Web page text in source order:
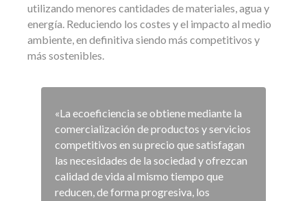
utilizando menores cantidades de materiales, agua y
energía. Reduciendo los costes y el impacto al medio
ambiente, en definitiva siendo más competitivos y
más sostenibles.
«La ecoeficiencia se obtiene mediante la
comercialización de productos y servicios
competitivos en su precio que satisfagan
las necesidades de la sociedad y ofrezcan
calidad de vida al mismo tiempo que
reducen, de forma progresiva, los